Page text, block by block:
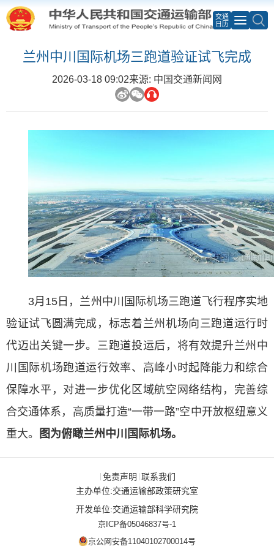
交通
日历
兰州中川国际机场三跑道验证试飞完成
2026-03-18 09:02来源: 中国交通新闻网
3月15日，兰州中川国际机场三跑道飞行程序实地
验证试飞圆满完成，标志着兰州机场向三跑道运行时
代迈出关键一步。 三跑道投运后，将有效提升兰州中
川国际机场跑道运行效率、高峰小时起降能力和综合
保障水平，对进一步优化区域航空网络结构，完善综
合交通体系，高质量打造“一带一路”空中开放枢纽意义
重大。
图为俯瞰兰州中川国际机场。
免责声明 联系我们
主办单位:交通运输部政策研究室
开发单位:交通运输部科学研究院
京ICP备05046837号-1
京公网安备11040102700014号